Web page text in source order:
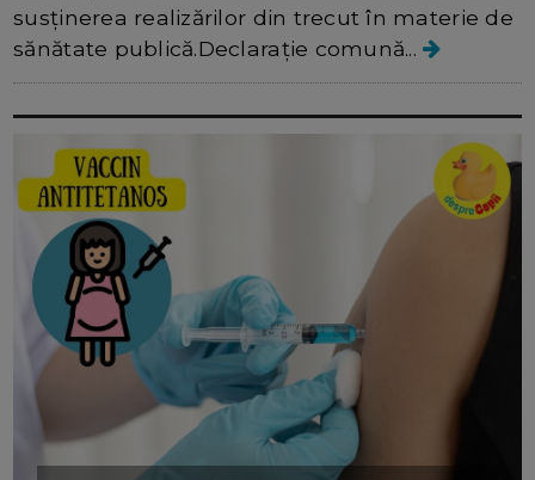
susținerea realizărilor din trecut în materie de
sănătate publică.Declarație comună...